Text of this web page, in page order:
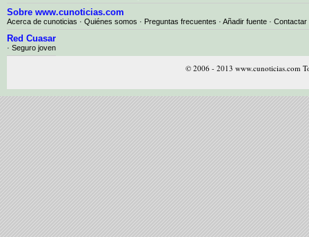
Sobre www.cunoticias.com
Acerca de cunoticias · Quiénes somos · Preguntas frecuentes · Añadir fuente · Contactar
Red Cuasar
· Seguro joven
© 2006 - 2013 www.cunoticias.com